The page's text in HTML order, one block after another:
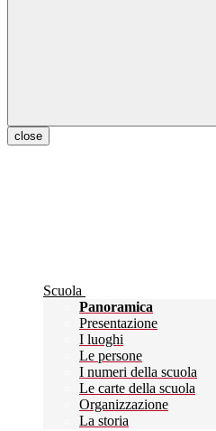
close
Scuola
Panoramica
Presentazione
I luoghi
Le persone
I numeri della scuola
Le carte della scuola
Organizzazione
La storia